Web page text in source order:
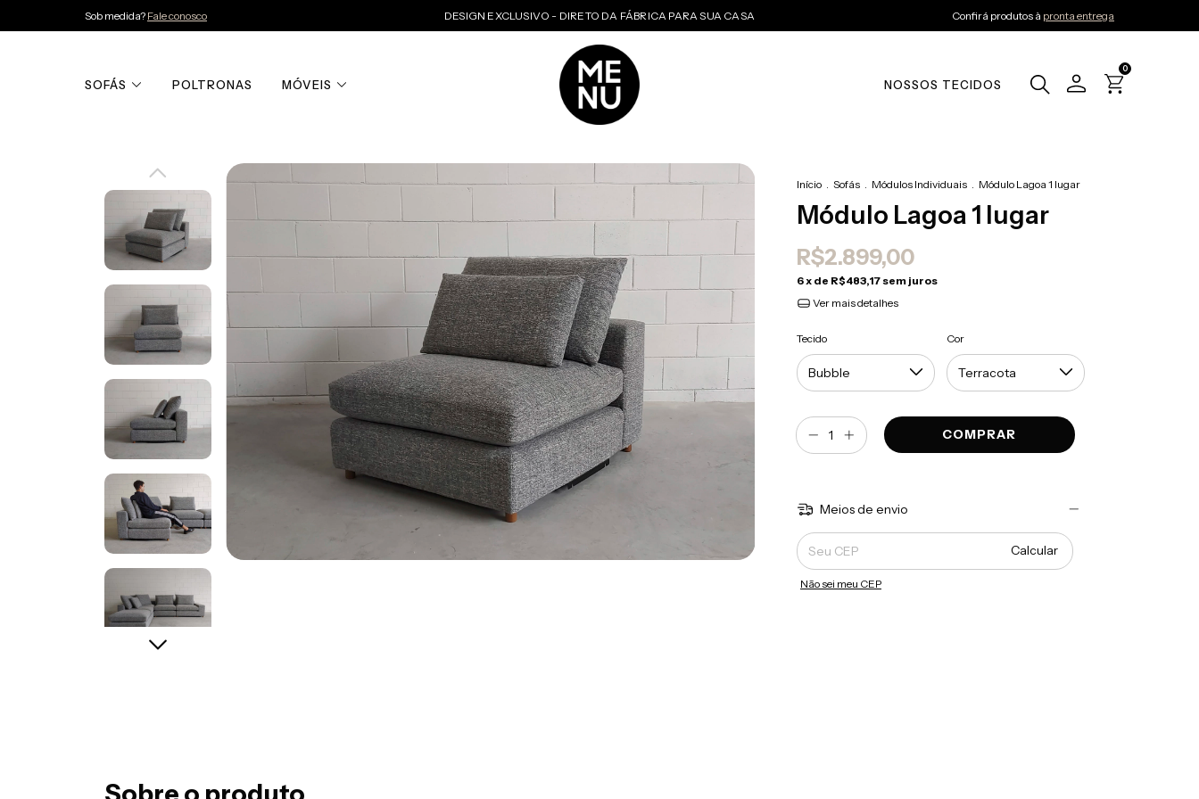
Sob medida? Fale conosco DESIGN EXCLUSIVO - DIRETO DA FÁBRICA PARA SUA CASA Confirá produtos à pronta entrega
SOFÁS POLTRONAS MÓVEIS NOSSOS TECIDOS
0
Início . Sofás . Módulos Individuais . Módulo Lagoa 1 lugar
Módulo Lagoa 1 lugar
R$2.899,00
6x de R$483,17sem juros
Ver mais detalhes
Tecido Cor
Meios de envio
Entregas para o CEP:
Calcular
Não sei meu CEP